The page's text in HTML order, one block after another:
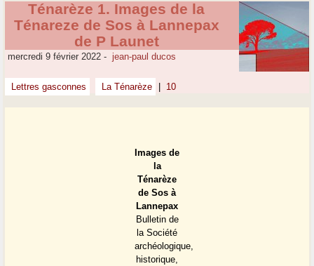
Ténarèze 1. Images de la
Ténareze de Sos à Lannepax
de P Launet
mercredi 9 février 2022 - jean-paul ducos
Lettres gasconnes La Ténarèze 10
Images de
la
Ténarèze
de Sos à
Lannepax
Bulletin de
la Société
archéologique,
historique,